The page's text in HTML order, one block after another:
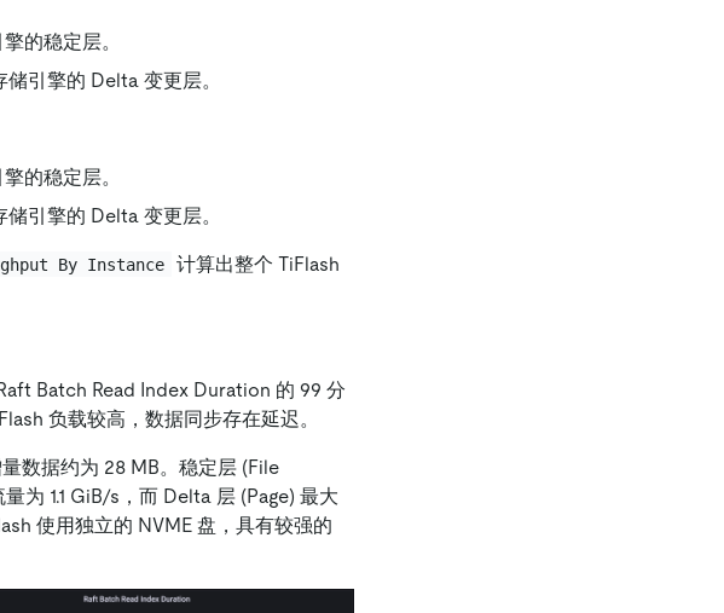
的稳定层。
引擎的 Delta 变更层。
的稳定层。
引擎的 Delta 变更层。
By Instance
计算出整个 TiFlash
Batch Read Index Duration 的 99 分
负载较高，数据同步存在延迟。
数据约为 28 MB。稳定层 (File
为 1.1 GiB/s，而 Delta 层 (Page) 最大
使用独立的 NVME 盘，具有较强的